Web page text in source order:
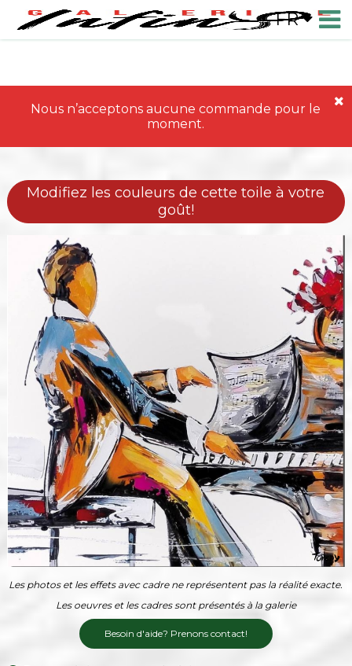
FR
Nous n’acceptons aucune commande pour le
moment.
Modifiez les couleurs de cette toile à votre
goût!
Les photos et les effets avec cadre ne représentent pas la réalité exacte.
Les oeuvres et les cadres sont présentés à la galerie
Besoin d'aide? Prenons contact!